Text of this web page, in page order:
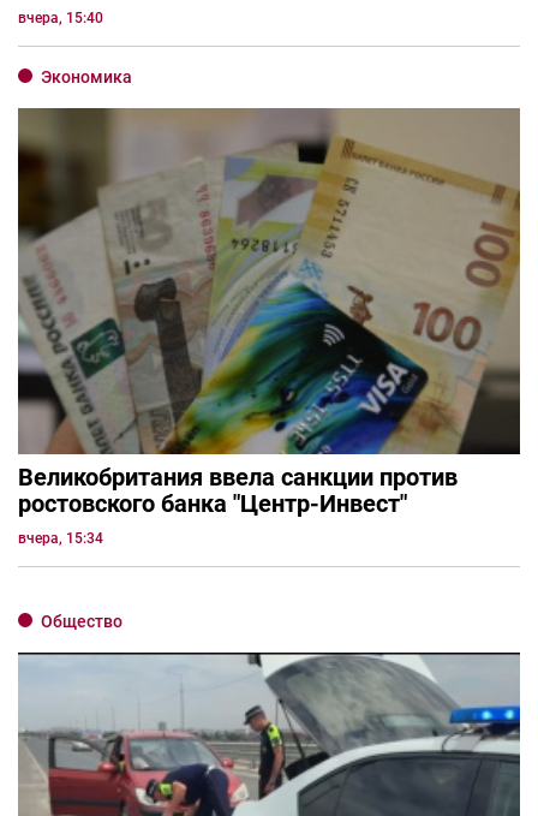
вчера, 15:40
Экономика
Великобритания ввела санкции против
ростовского банка "Центр-Инвест"
вчера, 15:34
Общество